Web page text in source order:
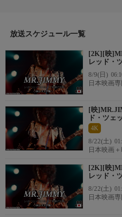
番組詳細
活動を続けていたが、お忍びで訪
れ、人生も急変する。
放送スケジュール一覧
[2K][映
レッド・
8/9(日)
日本映画
[映
ド・ツェ
4K
8/22(土)
日本映画
[2K][映
レッド・
8/22(土)
日本映画